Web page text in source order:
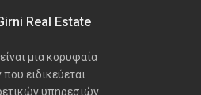
Real Estate
μια κορυφαία
ειδικεύεται
υπηρεσιών